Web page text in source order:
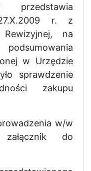
przedstawia
r. z
na
w Urzędzie
sprawdzenie
zakupu
w/w
do